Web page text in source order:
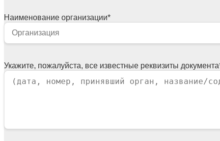
Наименование организации*
Укажите, пожалуйста, все известные реквизиты документа